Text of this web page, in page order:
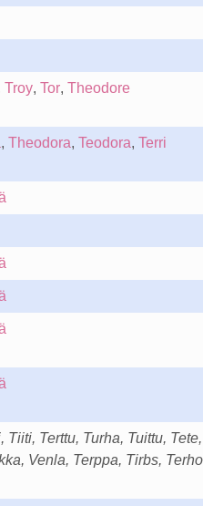
Troy, Tor, Theodore
, Theodora, Teodora, Terri
Terttu, Turha, Tuittu, Tete,
Venla, Terppa, Tirbs,